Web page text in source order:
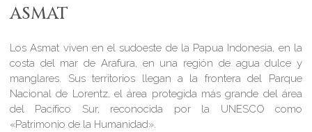
ASMAT
Los Asmat viven en el sudoeste de la Papua Indonesia, en la
costa del mar de Arafura, en una región de agua dulce y
manglares. Sus territorios llegan a la frontera del Parque
Nacional de Lorentz, el área protegida más grande del área
del Pacífico Sur, reconocida por la UNESCO como
«Patrimonio de la Humanidad».